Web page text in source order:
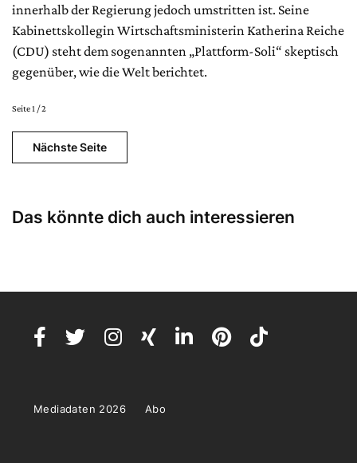
innerhalb der Regierung jedoch umstritten ist. Seine
Kabinettskollegin Wirtschaftsministerin Katherina Reiche
(CDU) steht dem sogenannten „Plattform-Soli“ skeptisch
gegenüber, wie die Welt berichtet.
Seite 1 / 2
Nächste Seite
Das könnte dich auch interessieren
Mediadaten 2026 Abo